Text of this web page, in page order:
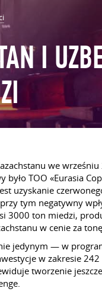
I
we
było TOO «Eurasia
uzyskanie
tym negatywny
3000 ton miedzi,
w cenie za
jedynym — w
w zakresie
tworzenie